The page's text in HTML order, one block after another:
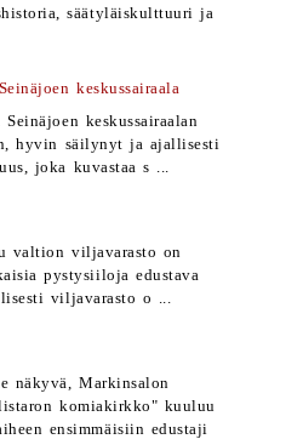
säätyläiskulttuuri ja
keskussairaala
keskussairaalan
hyvin säilynyt ja ajallisesti
joka kuvastaa s ...
valtion viljavarasto on
pystysiiloja edustava
viljavarasto o ...
näkyvä, Markinsalon
komiakirkko" kuuluu
ensimmäisiin edustaji